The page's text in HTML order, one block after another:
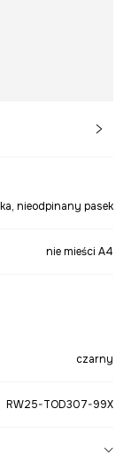
nieodpinany pasek
nie mieści A4
czarny
RW25-TOD307-99X